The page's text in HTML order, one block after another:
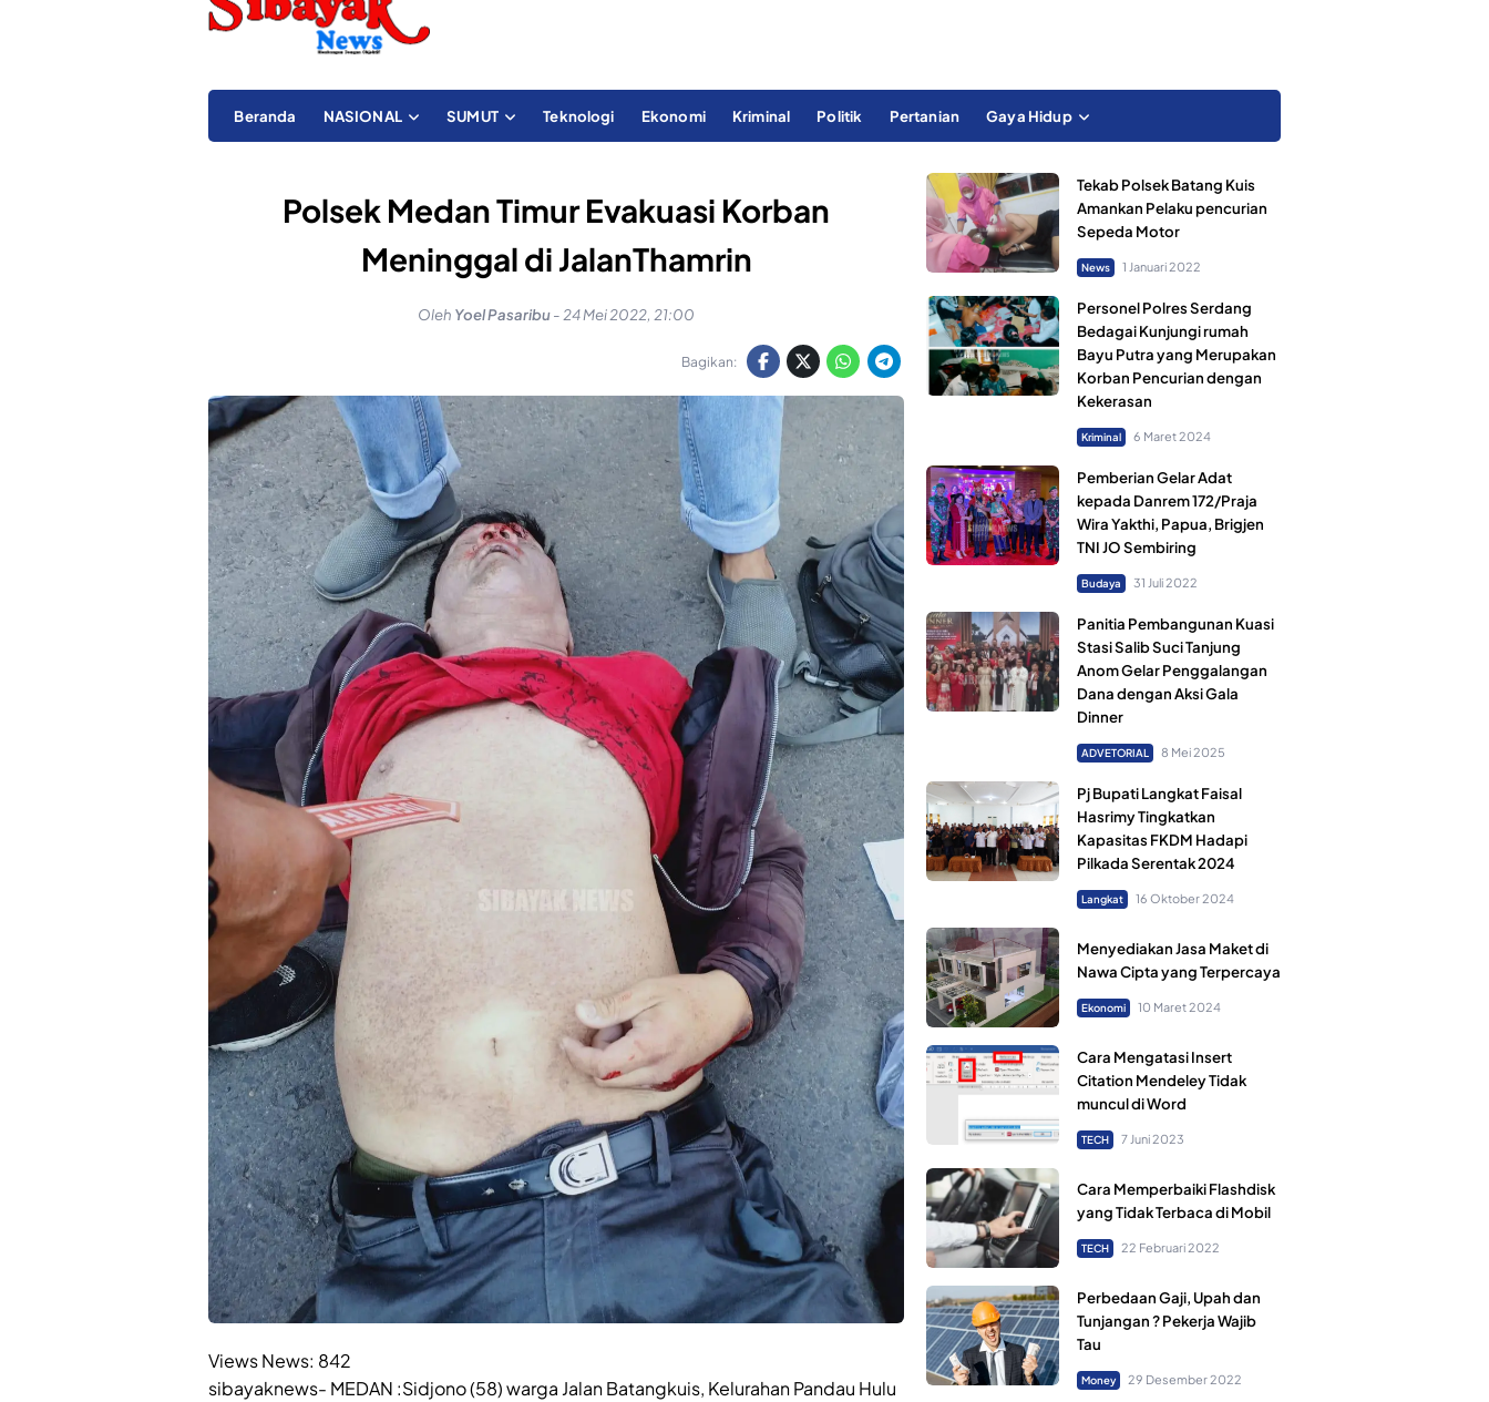
Beranda NASIONAL SUMUT Teknologi Ekonomi Kriminal Politik Pertanian Gaya Hidup
Polsek Medan Timur Evakuasi Korban
Meninggal di JalanThamrin
Oleh Yoel Pasaribu- 24 Mei 2022, 21:00
Bagikan:
Views News: 842
sibayaknews- MEDAN :Sidjono (58) warga Jalan Batangkuis, Kelurahan Pandau Hulu
Tekab Polsek Batang Kuis
Amankan Pelaku pencurian
Sepeda Motor
News 1 Januari 2022
Personel Polres Serdang
Bedagai Kunjungi rumah
Bayu Putra yang Merupakan
Korban Pencurian dengan
Kekerasan
Kriminal 6 Maret 2024
Pemberian Gelar Adat
kepada Danrem 172/Praja
Wira Yakthi, Papua, Brigjen
TNI JO Sembiring
Budaya 31 Juli 2022
Panitia Pembangunan Kuasi
Stasi Salib Suci Tanjung
Anom Gelar Penggalangan
Dana dengan Aksi Gala
Dinner
ADVETORIAL 8 Mei 2025
Pj Bupati Langkat Faisal
Hasrimy Tingkatkan
Kapasitas FKDM Hadapi
Pilkada Serentak 2024
Langkat 16 Oktober 2024
Menyediakan Jasa Maket di
Nawa Cipta yang Terpercaya
Ekonomi 10 Maret 2024
Cara Mengatasi Insert
Citation Mendeley Tidak
muncul di Word
TECH 7 Juni 2023
Cara Memperbaiki Flashdisk
yang Tidak Terbaca di Mobil
TECH 22 Februari 2022
Perbedaan Gaji, Upah dan
Tunjangan ? Pekerja Wajib
Tau
Money 29 Desember 2022